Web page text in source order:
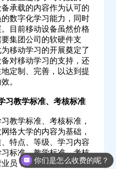
承载的内容作为认可的
数字化学习能力，同时
目前移动设备虽然价格
集团公司的软硬件支
移动学习的开展奠定了
对移动学习的支持，还
定制、完善，以达到提
。
习教学标准、考核标准
学标准、考核标准，
络大学的内容为基础，
特点、等级、学习内容
标准、教学标准、考核
员，要根据员工的初、
你们是怎么收费的呢？